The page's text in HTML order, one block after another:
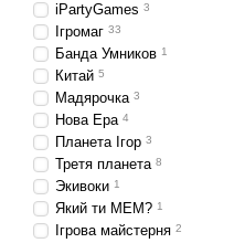
iPartyGames 3
Ігромаг 33
Банда Умников 1
Китай 5
Мадярочка 3
Нова Ера 4
Планета Ігор 3
Третя планета 8
Экивоки 1
Який ти МЕМ? 1
Ігрова майстерня 2